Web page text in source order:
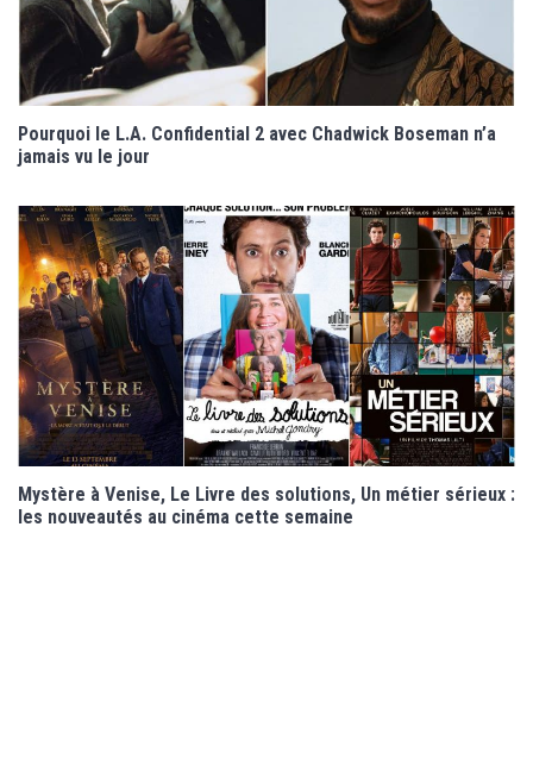
Pourquoi le L.A. Confidential 2 avec Chadwick Boseman n’a
jamais vu le jour
Mystère à Venise, Le Livre des solutions, Un métier sérieux :
les nouveautés au cinéma cette semaine